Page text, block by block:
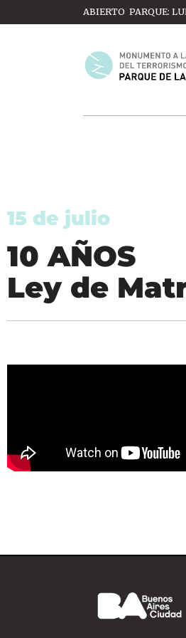
ABIERTO PARQUE:
15 de julio
10 AÑOS
Ley de